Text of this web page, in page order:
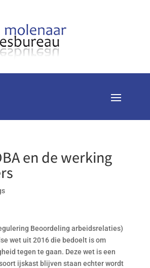
en de werking
Beoordeling arbeidsrelaties)
wet uit 2016 die bedoelt is om
tegen te gaan. Deze wet is een
ijskast blijven staan echter wordt